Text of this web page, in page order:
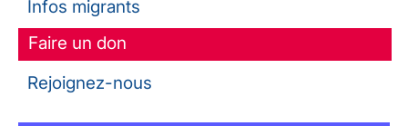
Infos migrants
Faire un don
Rejoignez-nous